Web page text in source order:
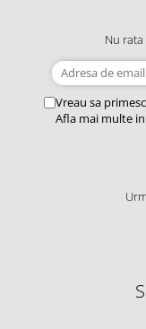
Nu
Vreau sa
Afla mai multe in